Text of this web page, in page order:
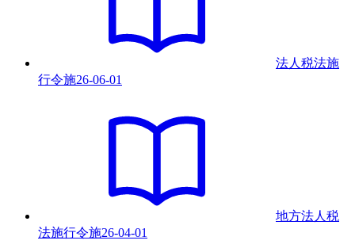
法人税法施
行令施26-06-01
地方法人税
法施行令施26-04-01